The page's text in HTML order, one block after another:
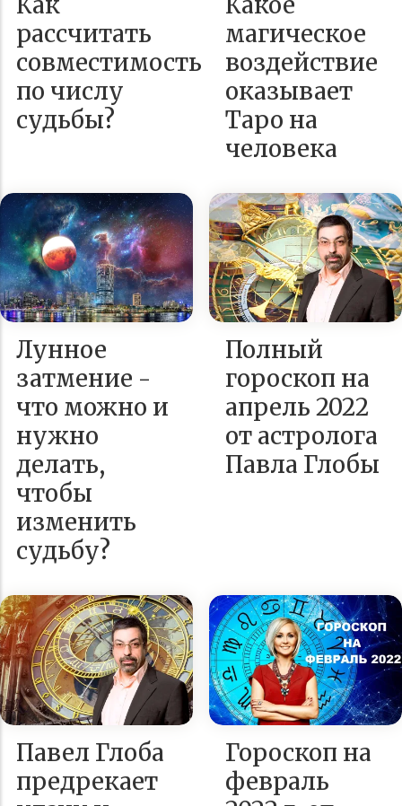
рассчитать
совместимость
по числу
судьбы?
магическое
воздействие
оказывает
Таро на
человека
Лунное
затмение -
что можно и
нужно
делать,
чтобы
изменить
судьбу?
Полный
гороскоп на
апрель 2022
от астролога
Павла Глобы
Павел Глоба
предрекает
Гороскоп на
февраль